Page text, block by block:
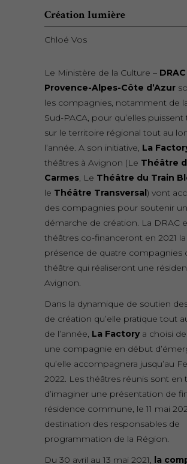
Création lumière
Chloé Vos
Le Ministère de la Culture – DRAC
Provence-Alpes-Côte d’Azur
les compagnies, notamment de
Sud-PACA, pour qu’elles puissent
sur le territoire régional tout au
l’année. A son initiative, La
théâtres à Avignon (Le Théâtre
Carmes, Le Théâtre du Train
le Théâtre Transversal) vont
des compagnies pour soutenir
démarche de création. La DRAC
théâtres co-financeront en 2021 la
présence de quatre compagnies
théâtre qui réaliseront une
Avignon.
Dans la dynamique de soutien
de création qu’elle pratique tout
de l’année, La Factorya choisi
une compagnie en début
qu’elle accompagnera jusqu’au
2022. Les théâtres réunis sont en
d’imaginer une présentation de
résidence commune, le 11 mai
destination des responsables de
programmation de la Région.
Du 30 avril au 13 mai 2021, la